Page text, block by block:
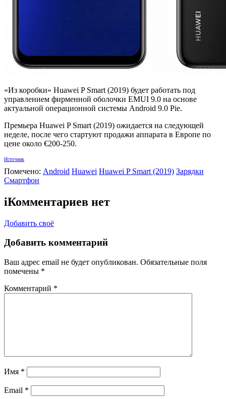
«Из коробки» Huawei P Smart (2019) будет работать под
управлением фирменной оболочки EMUI 9.0 на основе
актуальной операционной системы Android 9.0 Pie.
Премьера Huawei P Smart (2019) ожидается на следующей
неделе, после чего стартуют продажи аппарата в Европе по
цене около €200-250.
Источник
Помечено: Android Huawei Huawei P Smart (2019) Зарядки
Смартфон
iКомментариев нет
Добавить своё
Добавить комментарий
Ваш адрес email не будет опубликован. Обязательные поля
помечены *
Комментарий *
Имя *
Email *